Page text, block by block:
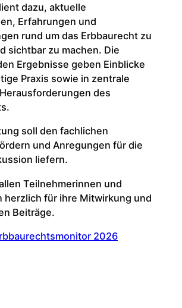
dazu, aktuelle
Erfahrungen und
rund um das Erbbaurecht zu
sichtbar zu machen. Die
Ergebnisse geben Einblicke
Praxis sowie in zentrale
des
soll den fachlichen
und Anregungen für die
liefern.
Teilnehmerinnen und
herzlich für ihre Mitwirkung und
Beiträge.
2026